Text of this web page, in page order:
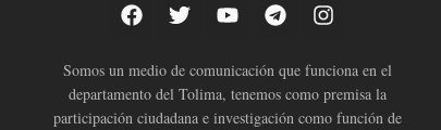
Somos un medio de comunicación que funciona en el
departamento del Tolima, tenemos como premisa la
participación ciudadana e investigación como función de